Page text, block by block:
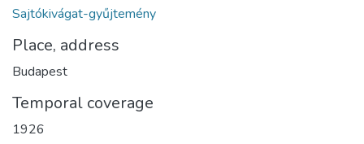
Sajtókivágat-gyűjtemény
Place, address
Budapest
Temporal coverage
1926